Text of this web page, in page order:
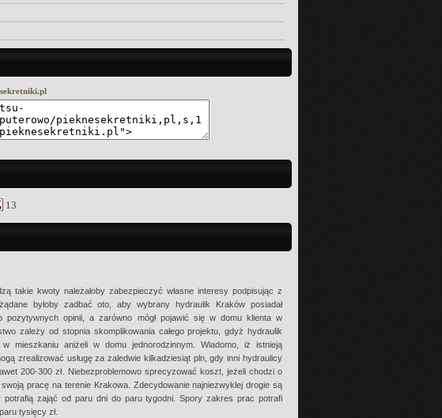
13
takie kwoty należałoby zabezpieczyć własne interesy podpisując z
byłoby zadbać oto, aby wybrany hydraulik Kraków posiadał
pozytywnych opinii, a zarówno mógł pojawić się w domu klienta w
zależy od stopnia skomplikowania całego projektu, gdyż hydraulik
mieszkaniu aniżeli w domu jednorodzinnym. Wiadomo, iż istnieją
zrealizować usługę za zaledwie kilkadziesiąt pln, gdy inni hydraulicy
200-300 zł. Niebezproblemowo sprecyzować koszt, jeżeli chodzi o
pracę na terenie Krakowa. Zdecydowanie najniezwyklej drogie są
potrafią zająć od paru dni do paru tygodni. Spory zakres prac potrafi
tysięcy zł.